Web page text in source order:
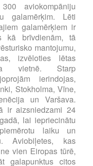
aviokompāniju
galamērķim. Lēti
galamērķiem ir
kā brīvdienām, tā
mantojumu,
izvēloties lētas
vietnē. Starp
ierindojas,
Stokholma, Vīne,
un Varšava.
ir aizsniedzami 24
lai iepriecinātu
laiku un
Aviobiļetes, kas
vien Eiropas tūrē,
galapunktus citos